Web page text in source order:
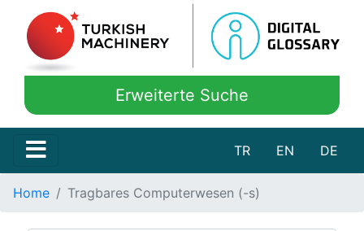
Erweiterte Suche
TR EN DE
Home Tragbares Computerwesen (-s)